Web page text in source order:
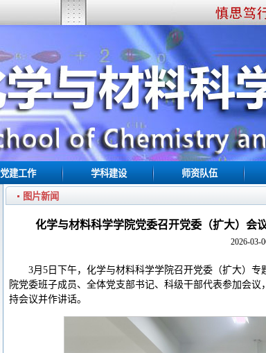
党建工作 学科建设 师资队伍
图片新闻
化学与材料科学学院党委召开党委（扩大）会
2026-03-
3月5日下午，化学与材料科学学院召开党委（扩大）
院党委班子成员、全体党支部书记、科级干部代表参加会
持会议并作讲话。